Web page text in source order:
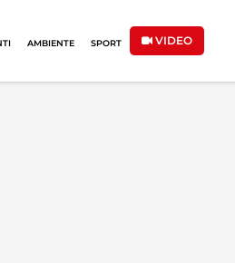
AMBIENTE SPORT VIDEO